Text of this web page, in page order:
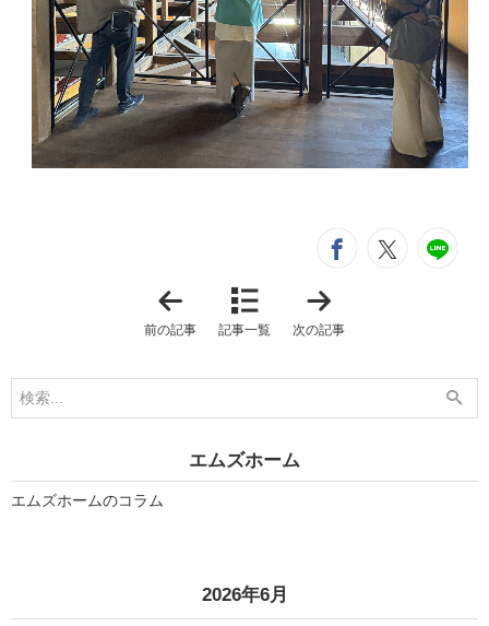
entry685シ
ク
叶
え
前の記事 記事一覧
T
」
次の記事
エムズホーム
エムズホームのコラム
2026年6月